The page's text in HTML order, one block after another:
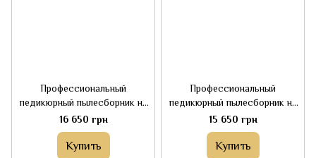
Профессиональный
педикюрный пылесборник на
передвижной основе
Dustwell Air Dust
16 650 грн
Купить
Профессиональный
педикюрный пылесборник на
креплении с зажимом
Dustwell Air Dust
15 650 грн
Купить